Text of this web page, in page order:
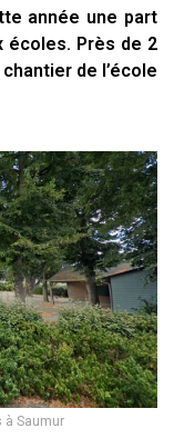
année une part
écoles. Près de 2
de l’école
à Saumur